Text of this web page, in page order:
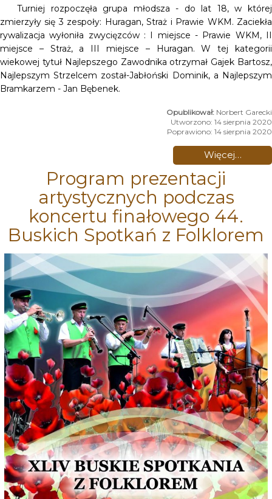
Turniej rozpoczęła grupa młodsza - do lat 18, w której
zmierzyły się 3 zespoły: Huragan, Straż i Prawie WKM. Zaciekła
rywalizacja wyłoniła zwycięzców : I miejsce - Prawie WKM, II
miejsce – Straż, a III miejsce – Huragan. W tej kategorii
wiekowej tytuł Najlepszego Zawodnika otrzymał Gajek Bartosz,
Najlepszym Strzelcem został-Jabłoński Dominik, a Najlepszym
Bramkarzem - Jan Bębenek.
Norbert Garecki
Utworzono: 14 sierpnia 2020
Poprawiono: 14 sierpnia 2020
Więcej…
Program prezentacji
artystycznych podczas
koncertu finałowego 44.
Buskich Spotkań z Folklorem